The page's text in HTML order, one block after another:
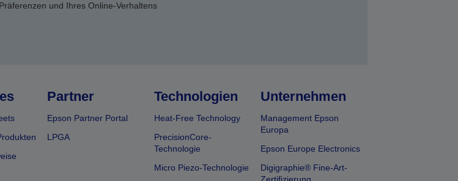
und Ihres Online-Verhaltens
Partner
Epson Partner Portal
LPGA
Technologien
Heat-Free Technology
PrecisionCore-
Technologie
Micro Piezo-Technologie
Unternehmen
Management Epson
Europa
Epson Europe Electronics
Digigraphie® Fine-Art-